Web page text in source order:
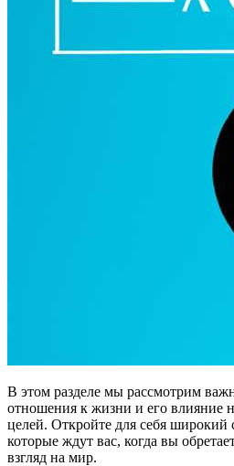
В этом разделе мы рассмотрим
отношения к жизни и его влияние
целей. Откройте для себя широкий
которые ждут вас, когда вы
взгляд на мир.